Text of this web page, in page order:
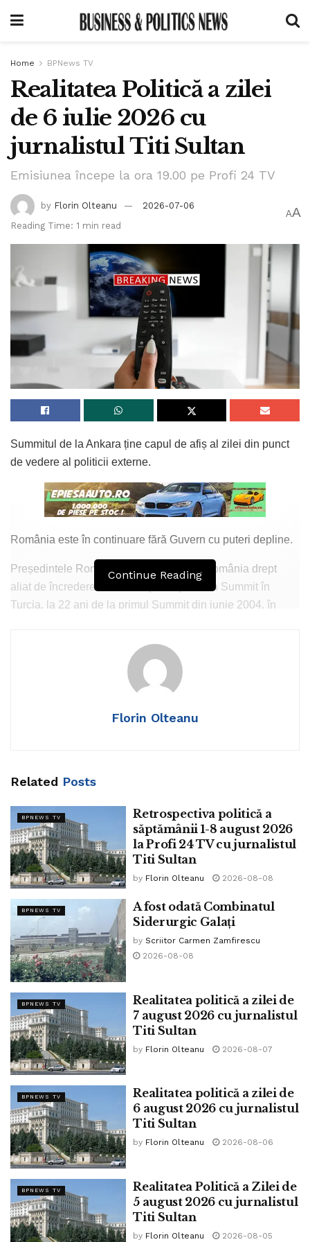
Home BPNews TV
Realitatea Politică a zilei
de 6 iulie 2026 cu
jurnalistul Titi Sultan
Emisiunea începe la ora 19.00 pe Profi 24 TV
by Florin Olteanu
2026-07-06
Reading Time: 1 min read
AA
Summitul de la Ankara ține capul de afiș al zilei din punct
de vedere al politicii externe.
România este în continuare fără Guvern cu puteri depline.
Președintele României va vorbi despre România drept
aliat de încredere. România participă la un Summit în
Turcia, la 22 ani de la primul Summit din iunie 2004, în
Dronele trec nestingherite în spațiul aerian românesc iar o
ploaie mai zdravănă paralizează Bucureștiul.
control al spațiului aerian, deci fără apărare aeriană. Nu
Credit foto: Facebook Titi Sultan
Acestea și alte subiecte vor fi dezbătute de către jurnalistul
Titi Sultan care a scris pe Facebook:
„În această seară, începând cu ora 19.00, vă dau întâlnire
la emisiunea REALITATEA POLITICĂ de la postul național
DINU- Analist Politic, SORIN TITUS MUNCACIU- Deputat
din partea AUR în Parlamentul României, Gen ( R )
BARTOLOMEU CONSTANTIN SĂVOIU – Președintele
Continue Reading
Florin Olteanu
Related Posts
BPNEWS TV
Retrospectiva politică a
săptămânii 1-8 august 2026
la Profi 24 TV cu jurnalistul
Titi Sultan
by Florin Olteanu 2026-08-08
BPNEWS TV
A fost odată Combinatul
Siderurgic Galați
by Scriitor Carmen Zamfirescu
2026-08-08
BPNEWS TV
Realitatea politică a zilei de
7 august 2026 cu jurnalistul
Titi Sultan
by Florin Olteanu 2026-08-07
BPNEWS TV
Realitatea politică a zilei de
6 august 2026 cu jurnalistul
Titi Sultan
by Florin Olteanu 2026-08-06
BPNEWS TV
Realitatea Politică a Zilei de
5 august 2026 cu jurnalistul
Titi Sultan
by Florin Olteanu 2026-08-05